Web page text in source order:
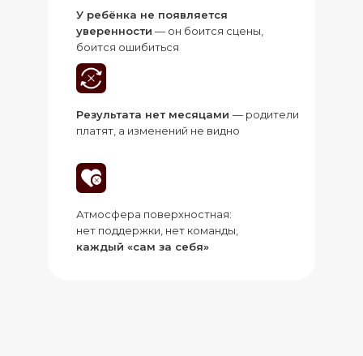
У ребёнка не появляется
уверенности — он боится сцены,
боится ошибиться
Результата нет месяцами — родители
платят, а изменений не видно
Атмосфера поверхностная:
нет поддержки, нет команды,
каждый «сам за себя»